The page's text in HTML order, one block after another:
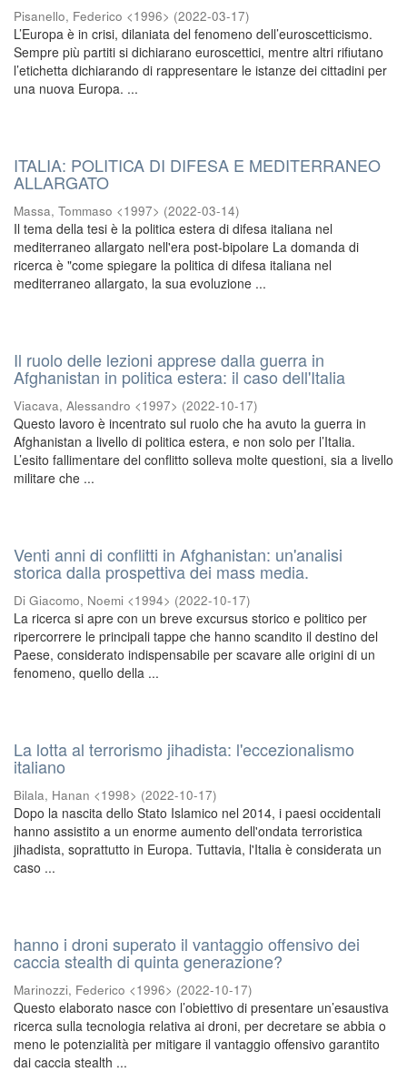
Pisanello, Federico <1996> (2022-03-17)
L’Europa è in crisi, dilaniata del fenomeno dell’euroscetticismo.
Sempre più partiti si dichiarano euroscettici, mentre altri rifiutano
l’etichetta dichiarando di rappresentare le istanze dei cittadini per
una nuova Europa. ...
ITALIA: POLITICA DI DIFESA E MEDITERRANEO
ALLARGATO
Massa, Tommaso <1997> (2022-03-14)
Il tema della tesi è la politica estera di difesa italiana nel
mediterraneo allargato nell'era post-bipolare La domanda di
ricerca è "come spiegare la politica di difesa italiana nel
mediterraneo allargato, la sua evoluzione ...
Il ruolo delle lezioni apprese dalla guerra in
Afghanistan in politica estera: il caso dell'Italia
Viacava, Alessandro <1997> (2022-10-17)
Questo lavoro è incentrato sul ruolo che ha avuto la guerra in
Afghanistan a livello di politica estera, e non solo per l’Italia.
L’esito fallimentare del conflitto solleva molte questioni, sia a livello
militare che ...
Venti anni di conflitti in Afghanistan: un'analisi
storica dalla prospettiva dei mass media.
Di Giacomo, Noemi <1994> (2022-10-17)
La ricerca si apre con un breve excursus storico e politico per
ripercorrere le principali tappe che hanno scandito il destino del
Paese, considerato indispensabile per scavare alle origini di un
fenomeno, quello della ...
La lotta al terrorismo jihadista: l'eccezionalismo
italiano
Bilala, Hanan <1998> (2022-10-17)
Dopo la nascita dello Stato Islamico nel 2014, i paesi occidentali
hanno assistito a un enorme aumento dell'ondata terroristica
jihadista, soprattutto in Europa. Tuttavia, l'Italia è considerata un
caso ...
hanno i droni superato il vantaggio offensivo dei
caccia stealth di quinta generazione?
Marinozzi, Federico <1996> (2022-10-17)
Questo elaborato nasce con l’obiettivo di presentare un’esaustiva
ricerca sulla tecnologia relativa ai droni, per decretare se abbia o
meno le potenzialità per mitigare il vantaggio offensivo garantito
dai caccia stealth ...